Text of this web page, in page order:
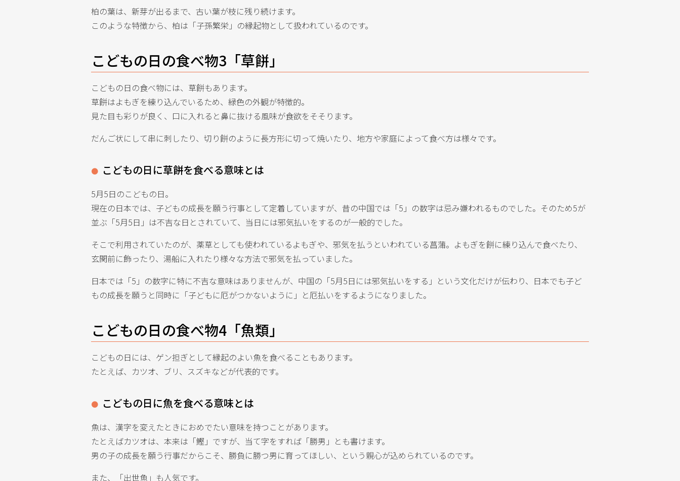
柏の葉は、新芽が出るまで、古い葉が枝に残り続けます。
このような特徴から、柏は「子孫繁栄」の縁起物として扱われているのです。
こどもの日の食べ物3「草餅」
こどもの日の食べ物には、草餅もあります。
草餅はよもぎを練り込んでいるため、緑色の外観が特徴的。
見た目も彩りが良く、口に入れると鼻に抜ける風味が食欲をそそります。
だんご状にして串に刺したり、切り餅のように長方形に切って焼いたり、地方や家庭によって食べ方は様々です。
こどもの日に草餅を食べる意味とは
5月5日のこどもの日。
現在の日本では、子どもの成長を願う行事として定着していますが、昔の中国では「5」の数字は忌み嫌われるものでした。そのため5が
並ぶ「5月5日」は不吉な日とされていて、当日には邪気払いをするのが一般的でした。
そこで利用されていたのが、薬草としても使われているよもぎや、邪気を払うといわれている菖蒲。よもぎを餅に練り込んで食べたり、
玄関前に飾ったり、湯船に入れたり様々な方法で邪気を払っていました。
日本では「5」の数字に特に不吉な意味はありませんが、中国の「5月5日には邪気払いをする」という文化だけが伝わり、日本でも子ど
もの成長を願うと同時に「子どもに厄がつかないように」と厄払いをするようになりました。
こどもの日の食べ物4「魚類」
こどもの日には、ゲン担ぎとして縁起のよい魚を食べることもあります。
たとえば、カツオ、ブリ、スズキなどが代表的です。
こどもの日に魚を食べる意味とは
魚は、漢字を変えたときにおめでたい意味を持つことがあります。
たとえばカツオは、本来は「鰹」ですが、当て字をすれば「勝男」とも書けます。
男の子の成長を願う行事だからこそ、勝負に勝つ男に育ってほしい、という親心が込められているのです。
また、「出世魚」も人気です。